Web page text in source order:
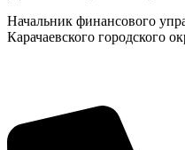
КСП КГО
Начальник финансового
Карачаевского городского